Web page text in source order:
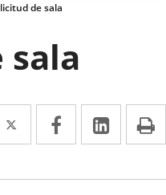
de sala
sala
Twitter
Enlace
a
una
Facebook
Enlace
a
una
Enlace
a
una